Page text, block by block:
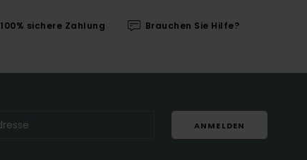
100% sichere Zahlung Brauchen Sie Hilfe?
ANMELDEN